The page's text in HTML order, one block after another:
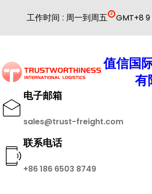
内
工作时间 : 周一到周五 GMT+8
值信国
有
电子邮箱
sales@trust-freight.com
联系电话
+86 186 6503 8749